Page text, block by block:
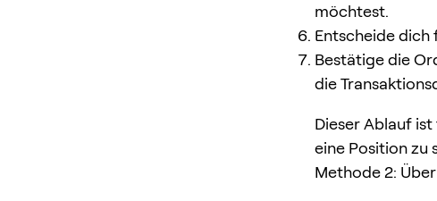
möchtest.
Entscheide dich
Bestätige die
die
Dieser Ablauf
eine Position zu
Methode 2: